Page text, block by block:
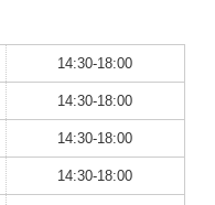
14:30-18:00
14:30-18:00
14:30-18:00
14:30-18:00